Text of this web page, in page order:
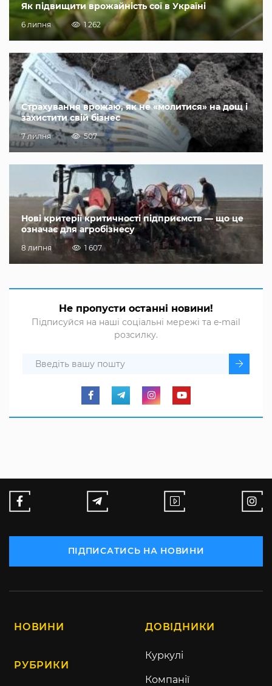
Як підвищити врожайність сої в Україні
6 липня 1 262
Страхування врожаю, як не «молитися» на дощ і
захистити свій бізнес
7 липня 507
Нові критерії критичності підприємств — що це
означає для агробізнесу
8 липня 1 607
Не пропусти останні новини!
Підписуйся на наші соціальні мережі та e-mail
розсилку.
ПІДПИСАТИСЬ НА НОВИНИ
НОВИНИ
РУБРИКИ
ДОВІДНИКИ
Куркулі
Компанії